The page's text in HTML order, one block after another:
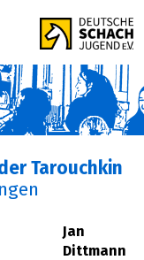
Tarouchkin
Jan
Dittmann